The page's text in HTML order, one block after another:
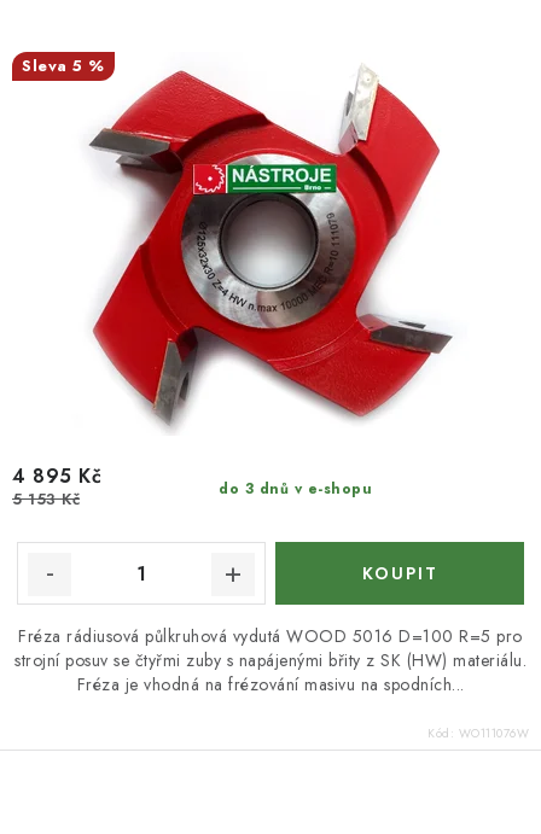
5 %
do 3 dnů v e-shopu
4 895 Kč
5 153 Kč
Fréza rádiusová půlkruhová vydutá WOOD 5016 D=100 R=5 pro
strojní posuv se čtyřmi zuby s napájenými břity z SK (HW) materiálu.
Fréza je vhodná na frézování masivu na spodních...
Kód: WO111076W